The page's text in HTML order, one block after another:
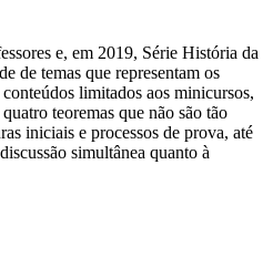
e, em 2019, Série História da
de temas que representam os
limitados aos minicursos,
teoremas que não são tão
iniciais e processos de prova, até
simultânea quanto à